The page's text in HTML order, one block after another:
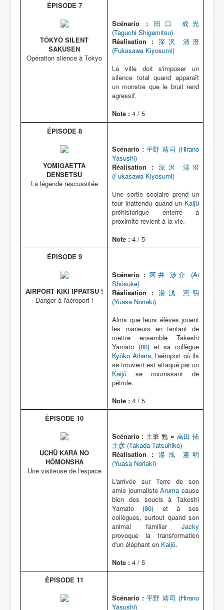
ÉPISODE 7
TÔKYÔ SILENT
SAKUSEN
Opération silence à Tokyo
Scénario :
田口 成光
(Taguchi Shigemitsu)
Réalisation : 深沢 清澄
(Fukasawa Kiyosumi)
La ville doit s'imposer un
silence total quand apparaît
un monstre que le bruit rend
agressif.
Note : 4 / 5
ÉPISODE 8
YOMIGAETTA
DENSETSU
La légende rescussitée
Scénario : 平野 靖司 (Hirano
Yasushi)
Réalisation : 深沢 清澄
(Fukasawa Kiyosumi)
Une sortie scolaire prend un
tour inattendu quand un Kaijû
préhistorique enterré à
proximité revient à la vie.
Note : 4 / 5
ÉPISODE 9
AIRPORT KIKI IPPATSU !
Danger à l'aéroport !
Scénario : 阿井 渉介 (Ai
Shôsuke)
Réalisation : 湯浅 憲明
(Yuasa Noriaki)
Alors que leurs élèves jouent
les marieurs en tentant de
mettre ensemble Takeshi
Yamato (80) et sa collègue
Kyôko Aihara, l'aéroport où ils
se trouvent est attaqué par un
Kaijû se nourrissant de
pétrole.
Note : 4 / 5
ÉPISODE 10
UCHÛ KARA NO
HÔMONSHA
Une visiteuse de l'espace
Scénario : 土筆 勉 = 高田 拓
土彦 (Takada Tatsuhiko)
Réalisation : 湯浅 憲明
(Yuasa Noriaki)
L'arrivée sur Terre de son
amie journalisteAruma cause
bien des soucis à Takeshi
Yamato (80) et à ses
collègues, surtout quand son
animal familier Jacky
provoque la transformation
d'un éléphant en Kaijû.
Note : 4 / 5
ÉPISODE 11
Scénario : 平野 靖司 (Hirano
Yasushi)